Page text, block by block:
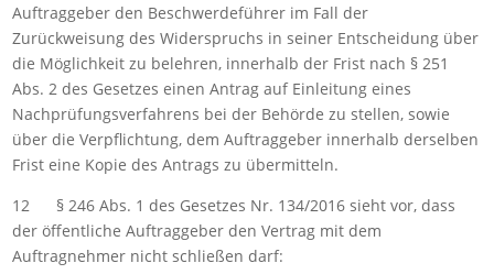
Auftraggeber den Beschwerdeführer im Fall der
Zurückweisung des Widerspruchs in seiner Entscheidung über
die Möglichkeit zu belehren, innerhalb der Frist nach § 251
Abs. 2 des Gesetzes einen Antrag auf Einleitung eines
Nachprüfungsverfahrens bei der Behörde zu stellen, sowie
über die Verpflichtung, dem Auftraggeber innerhalb derselben
Frist eine Kopie des Antrags zu übermitteln.
12 § 246 Abs. 1 des Gesetzes Nr. 134/2016 sieht vor, dass
der öffentliche Auftraggeber den Vertrag mit dem
Auftragnehmer nicht schließen darf: